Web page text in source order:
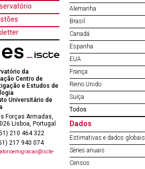
da
Centro de
e Estudos de
Universitário de
Forças Armadas,
Lisboa, Portugal
210 464 322
217 940 074
Alemanha
Brasil
Canadá
Espanha
EUA
França
Reino Unido
Suíça
Todos
Dados
Estimativas e dados globais
Séries anuais
Censos